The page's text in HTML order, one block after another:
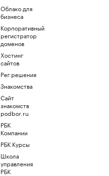
Облако для
бизнеса
Корпоративный
регистратор
доменов
Хостинг
сайтов
Рег.решения
Знакомства
Сайт
знакомств
podbor.ru
РБК
Компании
РБК Курсы
Школа
управления
РБК